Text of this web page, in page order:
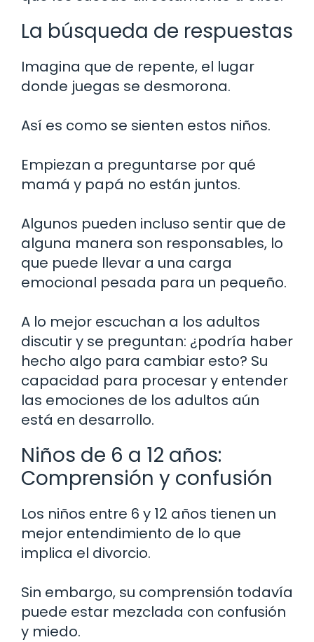
La búsqueda de respuestas
Imagina que de repente, el lugar
donde juegas se desmorona.
Así es como se sienten estos niños.
Empiezan a preguntarse por qué
mamá y papá no están juntos.
Algunos pueden incluso sentir que de
alguna manera son responsables, lo
que puede llevar a una carga
emocional pesada para un pequeño.
A lo mejor escuchan a los adultos
discutir y se preguntan: ¿podría haber
hecho algo para cambiar esto? Su
capacidad para procesar y entender
las emociones de los adultos aún
está en desarrollo.
Niños de 6 a 12 años:
Comprensión y confusión
Los niños entre 6 y 12 años tienen un
mejor entendimiento de lo que
implica el divorcio.
Sin embargo, su comprensión todavía
puede estar mezclada con confusión
y miedo.